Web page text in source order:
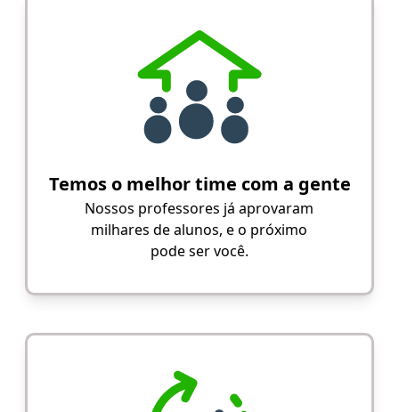
Temos o melhor time com a gente
Nossos professores já aprovaram
milhares de alunos, e o próximo
pode ser você.